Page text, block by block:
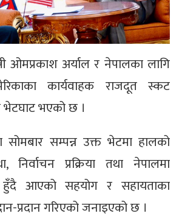
ओमप्रकाश अर्याल र नेपालका लागि
कार्यवाहक राजदूत स्कट
भेटघाट भएको छ ।
सोमबार सम्पन्न उक्त भेटमा हालको
निर्वाचन प्रक्रिया तथा नेपालमा
हुँदै आएको सहयोग र सहायताका
प्रदान गरिएको जनाइएको छ ।